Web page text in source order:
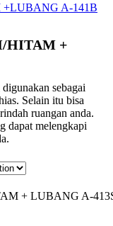
A-141B
HITAM +
sebagai
Selain itu bisa
ruangan anda.
dapat melengkapi
+ LUBANG A-